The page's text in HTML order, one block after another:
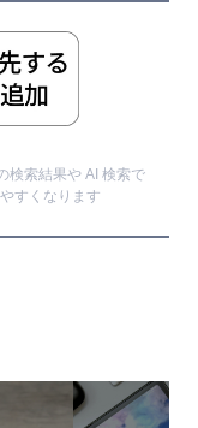
検索結果や AI 検索で
すくなります